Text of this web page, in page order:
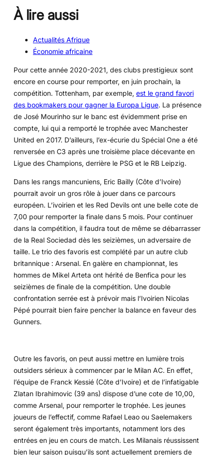
À lire aussi
Actualités Afrique
Économie africaine
Pour cette année 2020-2021, des clubs prestigieux sont
encore en course pour remporter, en juin prochain, la
compétition. Tottenham, par exemple, est le grand favori
des bookmakers pour gagner la Europa Ligue. La présence
de José Mourinho sur le banc est évidemment prise en
compte, lui qui a remporté le trophée avec Manchester
United en 2017. D’ailleurs, l’ex-écurie du Spécial One a été
renversée en C3 après une troisième place décevante en
Ligue des Champions, derrière le PSG et le RB Leipzig.
Dans les rangs mancuniens, Eric Bailly (Côte d’Ivoire)
pourrait avoir un gros rôle à jouer dans ce parcours
européen. L’ivoirien et les Red Devils ont une belle cote de
7,00 pour remporter la finale dans 5 mois. Pour continuer
dans la compétition, il faudra tout de même se débarrasser
de la Real Sociedad dès les seizièmes, un adversaire de
taille. Le trio des favoris est complété par un autre club
britannique : Arsenal. En galère en championnat, les
hommes de Mikel Arteta ont hérité de Benfica pour les
seizièmes de finale de la compétition. Une double
confrontation serrée est à prévoir mais l’Ivoirien Nicolas
Pépé pourrait bien faire pencher la balance en faveur des
Gunners.
Outre les favoris, on peut aussi mettre en lumière trois
outsiders sérieux à commencer par le Milan AC. En effet,
l’équipe de Franck Kessié (Côte d’Ivoire) et de l’infatigable
Zlatan Ibrahimovic (39 ans) dispose d’une cote de 10,00,
comme Arsenal, pour remporter le trophée. Les jeunes
joueurs de l’effectif, comme Rafael Leao ou Saelemakers
seront également très importants, notamment lors des
entrées en jeu en cours de match. Les Milanais réussissent
bien leur saison puisqu’ils sont actuellement premiers de